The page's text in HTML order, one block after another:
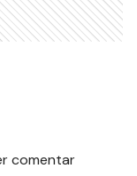
comentar